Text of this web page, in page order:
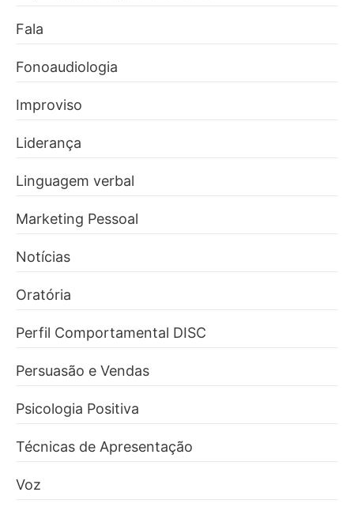
Fala
Fonoaudiologia
Improviso
Liderança
Linguagem verbal
Marketing Pessoal
Notícias
Oratória
Perfil Comportamental DISC
Persuasão e Vendas
Psicologia Positiva
Técnicas de Apresentação
Voz